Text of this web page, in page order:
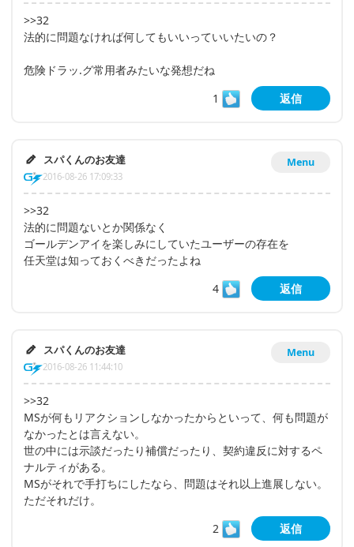
>>32
法的に問題なければ何してもいいっていいたいの？
危険ドラッ.グ常用者みたいな発想だね
1
返信
Menu
スパくんのお友達
2016-08-26 17:09:33
>>32
法的に問題ないとか関係なく
ゴールデンアイを楽しみにしていたユーザーの存在を
任天堂は知っておくべきだったよね
4
返信
Menu
スパくんのお友達
2016-08-26 11:44:10
>>32
MSが何もリアクションしなかったからといって、何も問題が
なかったとは言えない。
世の中には示談だったり補償だったり、契約違反に対するペ
ナルティがある。
MSがそれで手打ちにしたなら、問題はそれ以上進展しない。
ただそれだけ。
2
返信